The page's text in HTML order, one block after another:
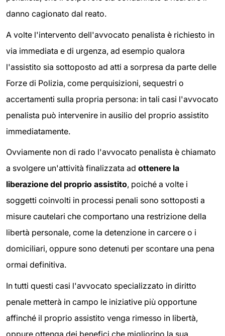
danno cagionato dal reato.
A volte l'intervento dell'avvocato penalista è richiesto in
via immediata e di urgenza, ad esempio qualora
l'assistito sia sottoposto ad atti a sorpresa da parte delle
Forze di Polizia, come perquisizioni, sequestri o
accertamenti sulla propria persona: in tali casi l'avvocato
penalista può intervenire in ausilio del proprio assistito
immediatamente.
Ovviamente non di rado l'avvocato penalista è chiamato
a svolgere un'attività finalizzata ad ottenere la
liberazione del proprio assistito, poiché a volte i
soggetti coinvolti in processi penali sono sottoposti a
misure cautelari che comportano una restrizione della
libertà personale, come la detenzione in carcere o i
domiciliari, oppure sono detenuti per scontare una pena
ormai definitiva.
In tutti questi casi l'avvocato specializzato in diritto
penale metterà in campo le iniziative più opportune
affinché il proprio assistito venga rimesso in libertà,
oppure ottenga dei benefici che migliorino la sua